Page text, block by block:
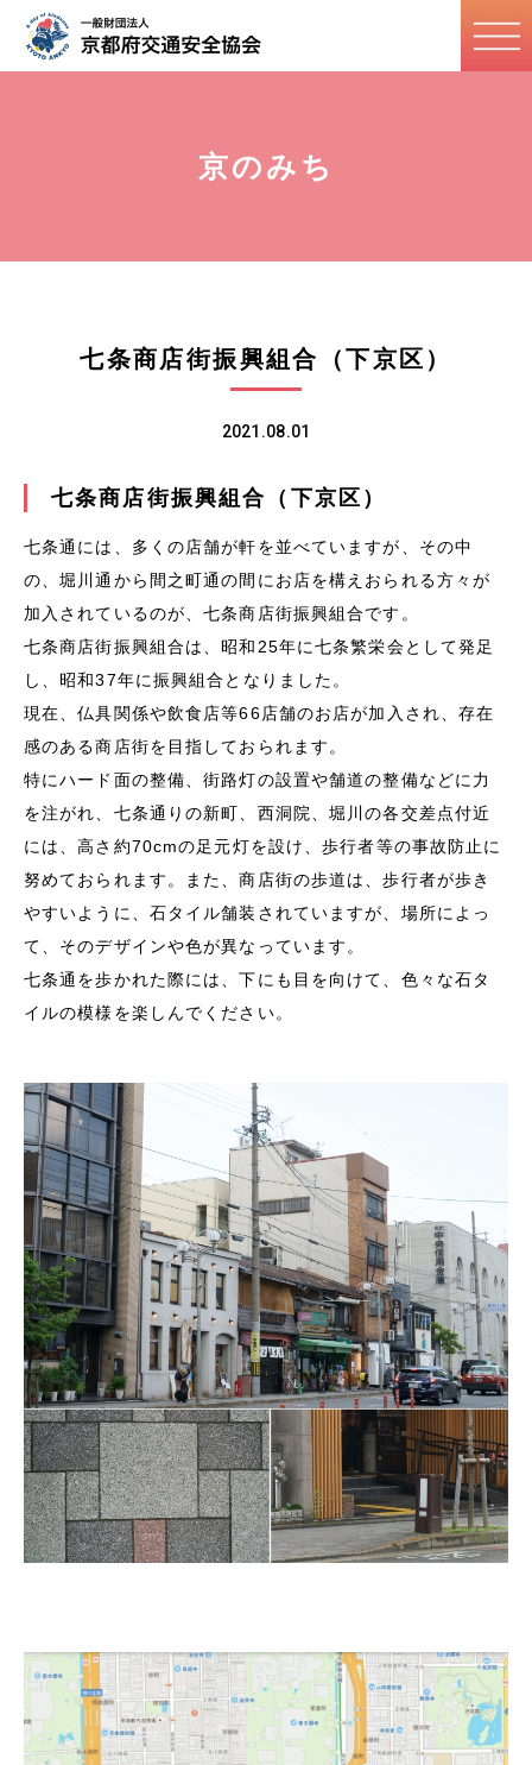
京のみち
七条商店街振興組合（下京区）
2021.08.01
七条商店街振興組合（下京区）
七条通には、多くの店舗が軒を並べていますが、その中
の、堀川通から間之町通の間にお店を構えおられる方々が
加入されているのが、七条商店街振興組合です。
七条商店街振興組合は、昭和 25年に七条繁栄会として発足
し、昭和37年に振興組合となりました。
現在、仏具関係や飲食店等66店舗のお店が加入され、存在
感のある商店街を目指しておられます。
特にハード面の整備、街路灯の設置や舗道の整備などに力
を注がれ、七条通りの新町、西洞院、堀川の各交差点付近
には、高さ約70cmの足元灯を設け、歩行者等の事故防止に
努めておられます。また、商店街の歩道は、歩行者が歩き
やすいように、石タイル舗装されていますが、場所によっ
て、そのデザインや色が異なっています。
七条通を歩かれた際には、下にも目を向けて、色々な石タ
イルの模様を楽しんでください。